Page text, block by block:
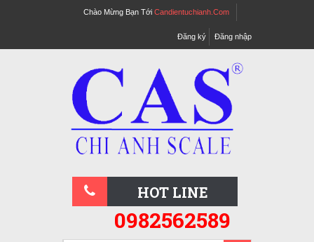
Chào Mừng Bạn Tới Candientuchianh.com
Đăng ký Đăng nhập
HOT LINE
0982562589